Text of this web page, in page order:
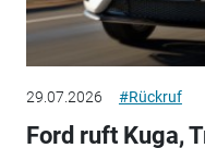
29.07.2026 #Rückruf
Ford ruft Kuga,